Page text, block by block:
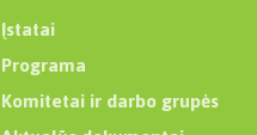
Įstatai
Programa
Komitetai ir darbo grupės